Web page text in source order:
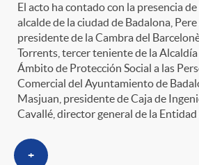
El acto ha contado con la presencia
alcalde de la ciudad de Badalona, Pere
presidente de la Cambra del
Torrents, tercer teniente de la
Ámbito de Protección Social a las
Comercial del Ayuntamiento de
Masjuan, presidente de Caja de
Cavallé, director general de la
+